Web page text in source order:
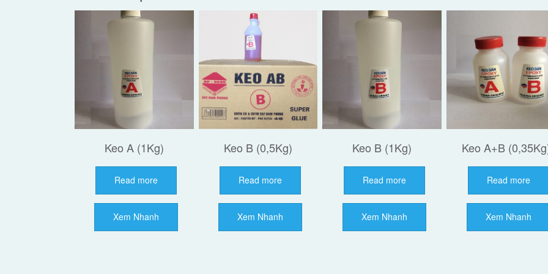
Keo A (1Kg)
Read more
Xem Nhanh
Keo B (0,5Kg)
Read more
Xem Nhanh
Keo B (1Kg)
Read more
Xem Nhanh
Keo A+B
Read more
Xem Nhanh